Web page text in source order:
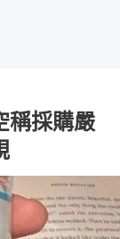
採購嚴